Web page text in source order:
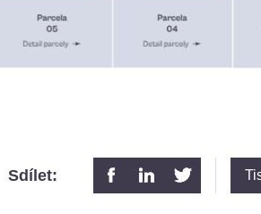
Sdílet: